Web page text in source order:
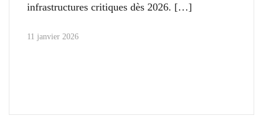
infrastructures critiques dès 2026.
11 janvier 2026